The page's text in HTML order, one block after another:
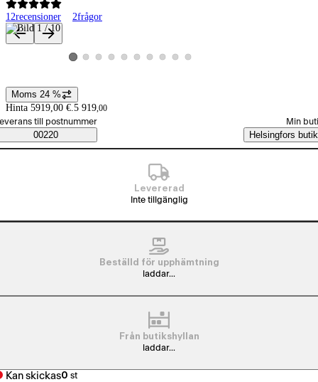
12recensioner 2frågor
Produktbilder och videor
Visa produktbild 1
Visa produktbild 2
Visa produktbild 3
Visa produktbild 4
Visa produktbild 5
Visa produktbild 6
Visa produktbild 7
Visa produktbild 8
Visa produktbild 9
Visa produktbild 10
Prisinformation
Moms 24 %
Hinta 5919,00 €. 5 919,00
Saatavuustiedot
beställningssätt
till postnummer
00220
Min
Helsingfors butik
Levererad
Inte tillgänglig
Beställd för upphämtning
laddar...
Från butikshyllan
laddar...
Kan skickas0 st